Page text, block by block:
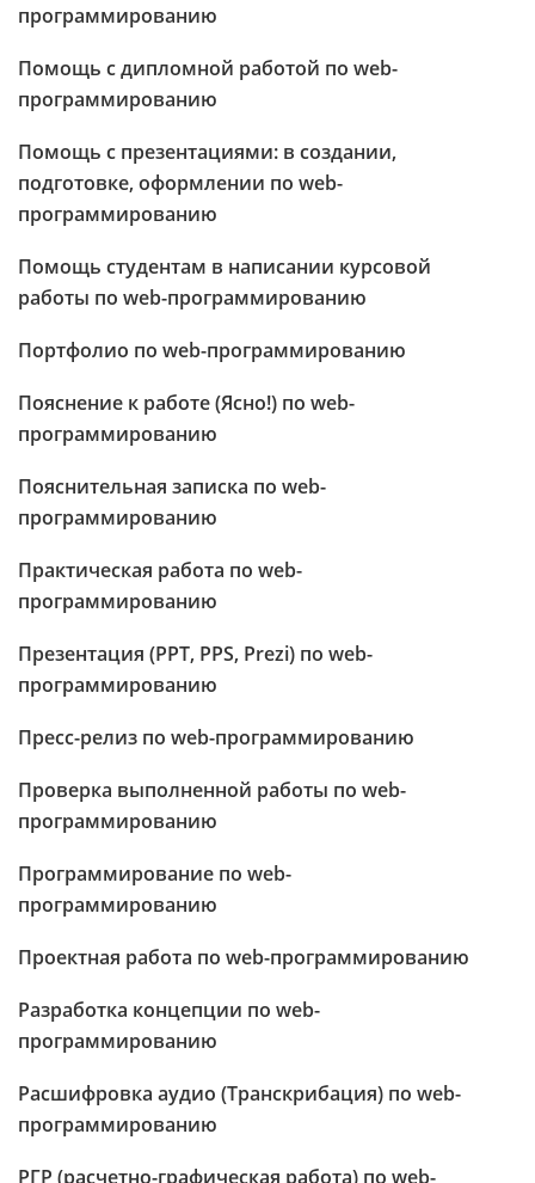
программированию
Помощь с дипломной работой по web-
программированию
Помощь с презентациями: в создании,
подготовке, оформлении по web-
программированию
Помощь студентам в написании курсовой
работы по web-программированию
Портфолио по web-программированию
Пояснение к работе (Ясно!) по web-
программированию
Пояснительная записка по web-
программированию
Практическая работа по web-
программированию
Презентация (PPT, PPS, Prezi) по web-
программированию
Пресс-релиз по web-программированию
Проверка выполненной работы по web-
программированию
Программирование по web-
программированию
Проектная работа по web-программированию
Разработка концепции по web-
программированию
Расшифровка аудио (Транскрибация) по web-
программированию
РГР (расчетно-графическая работа) по web-